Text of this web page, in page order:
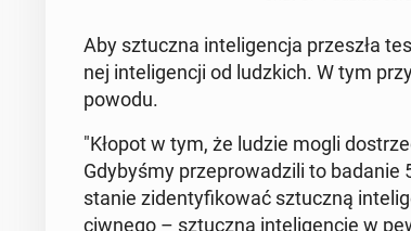
Aby sztucz­na in­te­li­gen­cja prze­szła
nej in­te­li­gen­cji od ludz­kich. W tym
powodu.
"Kłopot w tym, że ludzie mogli
Gdy­by­śmy prze­pro­wa­dzi­li to
stanie zi­den­ty­fi­ko­wać sztucz­ną
ciw­ne­go – sztucz­ną in­te­li­gen­cję w